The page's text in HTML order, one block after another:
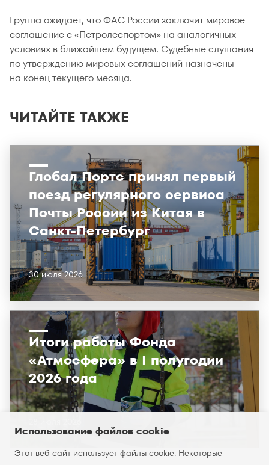
Группа ожидает, что ФАС России заключит мировое
соглашение с «Петролеспортом» на аналогичных
условиях в ближайшем будущем. Судебные слушания
по утверждению мировых соглашений назначены
на конец текущего месяца.
ЧИТАЙТЕ ТАКЖЕ
Глобал Портс принял первый
поезд регулярного сервиса
Почты России из Китая в
Санкт-Петербург
30 июля 2026
Итоги работы Фонда
«Атмосфера» в I полугодии
2026 года
Использование файлов cookie
Этот веб-сайт использует файлы cookie. Некоторые